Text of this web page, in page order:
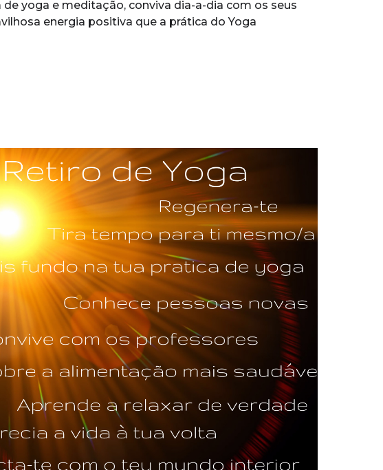
yoga e meditação, conviva dia-a-dia com os seus
energia positiva que a prática do Yoga